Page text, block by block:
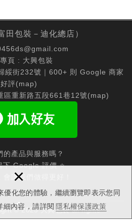
優化您的體驗，繼續瀏覽即表示您同
細內容，請詳閱 隱私權保護政策
×
田包裝－迪化總店）
頁 : 大興包裝
綏街232號｜600+ 則 Google 商家
好評(map)
區重新路五段661巷12號(map)
的產品與服務嗎？
下 Google 評價 ⭐
會讓我們做得更好！
© 2025 大興包裝 all rights